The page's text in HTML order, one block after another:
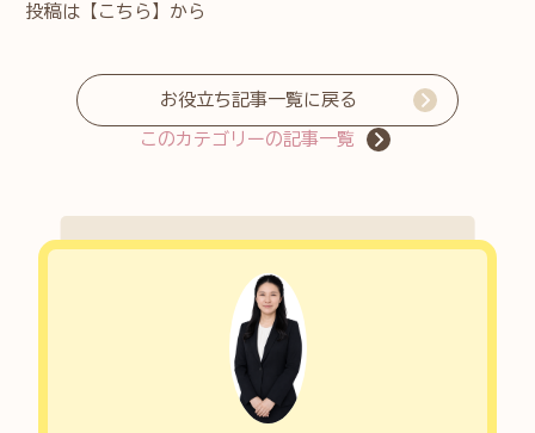
投稿は 【こちら】 から
お役立ち記事一覧に戻る
このカテゴリーの記事一覧